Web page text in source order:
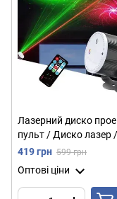
Лазерний диско
пульт / Диско лазер /
Лазерна установка
музика
419 грн 599 грн
Оптові ціни